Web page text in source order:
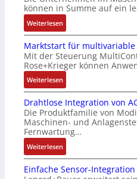
i
c
h
f
l
e
x
i
b
e
l
f
ü
r
i
e
n
G
u
n
d
G
a
u
d
n
e
r
t
i
f
i
z
i
e
u
n
g
b
e
s
a
u
s
g
l
e
i
c
h
e
l
e
m
e
n
können in Summe auf ein
Weiterlesen:
A
u
f
t
r
a
g
s
e
i
n
g
a
Marktstart für multivariable
Mit der Steuerung
Rose+Krieger können
Weiterlesen:
M
a
r
k
t
s
t
a
Drahtlose Integration von
Die Produktfamilie von
Maschinen- und
Fernwartung…
Weiterlesen:
D
r
Einfache Sensor-